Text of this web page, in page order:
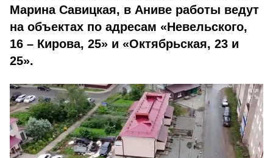
Марина Савицкая, в Аниве работы ведут
на объектах по адресам «Невельского,
16 – Кирова, 25» и «Октябрьская, 23 и
25».